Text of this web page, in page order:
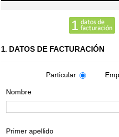
1. DATOS DE FACTURACIÓN
Particular
Nombre
Primer apellido